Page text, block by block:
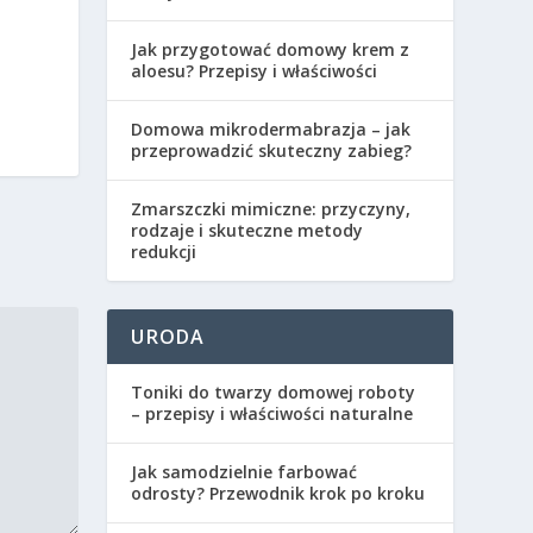
Jak przygotować domowy krem z
aloesu? Przepisy i właściwości
Domowa mikrodermabrazja – jak
przeprowadzić skuteczny zabieg?
Zmarszczki mimiczne: przyczyny,
rodzaje i skuteczne metody
redukcji
URODA
Toniki do twarzy domowej roboty
– przepisy i właściwości naturalne
Jak samodzielnie farbować
odrosty? Przewodnik krok po kroku